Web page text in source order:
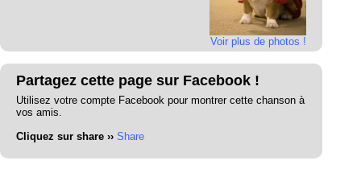
Voir plus de photos !
Partagez cette page sur Facebook !
Utilisez votre compte Facebook pour montrer cette chanson à
vos amis.
Cliquez sur share ›› Share